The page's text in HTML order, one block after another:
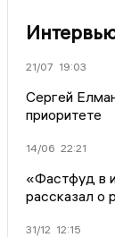
21/07 19:03
Сергей
приоритете
14/06 22:21
«Фастфуд в
рассказал о
31/12 12:15